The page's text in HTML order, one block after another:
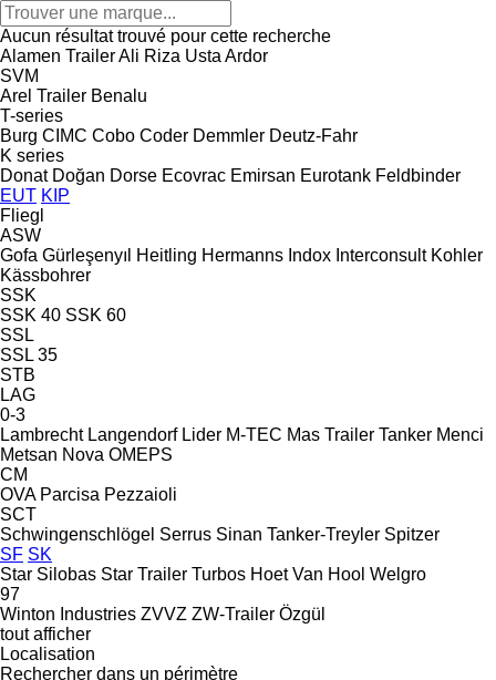
Aucun résultat trouvé pour cette recherche
Alamen TrailerAli Riza Usta Ardor
SVM
Arel Trailer Benalu
T-series
Burg CIMC Cobo Coder Demmler Deutz-Fahr
K series
Donat Doğan Dorse Ecovrac Emirsan Eurotank Feldbinder
EUT KIP
Fliegl
ASW
Gofa Gürleşenyıl Heitling Hermanns Indox Interconsult Kohler
Kässbohrer
SSK
SSK 40 SSK 60
SSL
SSL 35
STB
LAG
0-3
Lambrecht Langendorf Lider M-TEC Mas Trailer Tanker Menci
Metsan Nova OMEPS
CM
OVA Parcisa Pezzaioli
SCT
Schwingenschlögel Serrus Sinan Tanker-Treyler Spitzer
SF SK
Star Silobas Star Trailer Turbos Hoet Van Hool Welgro
97
Winton Industries ZVVZ ZW-Trailer Özgül
tout afficher
Localisation
Rechercher dans un périmètre